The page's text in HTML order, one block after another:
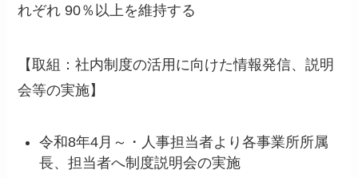
れぞれ 90％以上を維持する
【取組：社内制度の活用に向けた情報発信、説明
会等の実施】
令和8年4月～・人事担当者より各事業所所属
長、担当者へ制度説明会の実施